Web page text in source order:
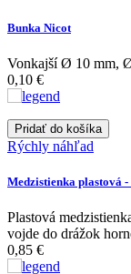
Bunka Nicot
Vonkajší Ø 10 mm,
0,10 €
Pridať do košíka
Rýchly náhľad
Medzistienka plastová -
Plastová
vojde do drážok
0,85 €